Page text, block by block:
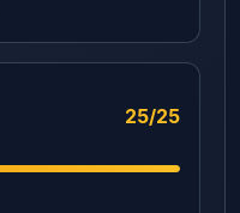
25/25